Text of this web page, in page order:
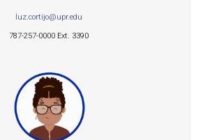
luz.cortijo@upr.edu
787-257-0000 Ext. 3390